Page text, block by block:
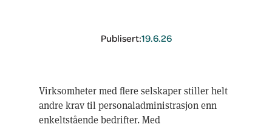
Publisert:19.6.26
Virksomheter med flere selskaper stiller helt
andre krav til personaladministrasjon enn
enkeltstående bedrifter. Med